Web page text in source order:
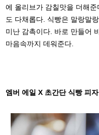
에 올리브가 감칠맛을 더해
도 다채롭다. 식빵은 말랑말
미난 감촉이다. 바로 만들어
마음속까지 데워준다.
엠버 에일 X 초간단 식빵 피자